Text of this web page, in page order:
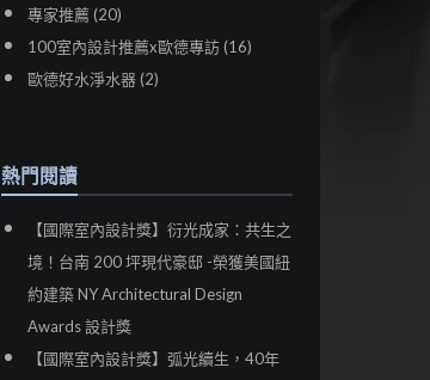
專家推薦 (20)
100室內設計推薦x歐德專訪 (16)
歐德好水淨水器 (2)
熱門閱讀
【國際室內設計獎】衍光成家：共生之
境！台南 200 坪現代豪邸 -榮獲美國紐
約建築 NY Architectural Design
Awards 設計獎
【國際室內設計獎】弧光續生，40年